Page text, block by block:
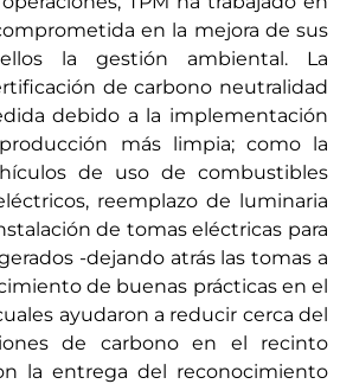
en la mejora de sus
la gestión ambiental. La
de carbono neutralidad
debido a la implementación
más limpia; como la
de uso de combustibles
reemplazo de luminaria
de tomas eléctricas para
-dejando atrás las tomas a
de buenas prácticas en el
ayudaron a reducir cerca del
de carbono en el recinto
la entrega del reconocimiento